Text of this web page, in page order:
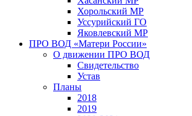
Хорольский МР
Уссурийский ГО
Яковлевский МР
ПРО ВОД «Матери России»
О движении ПРО ВОД
Свидетельство
Устав
Планы
2018
2019